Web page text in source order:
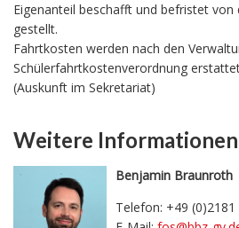
Eigenanteil beschafft und befristet von
gestellt.
Fahrtkosten werden nach den
Schülerfahrtkostenverordnung
(Auskunft im Sekretariat)
Weitere Informationen
Benjamin Braunroth
Telefon: +49 (0)2181